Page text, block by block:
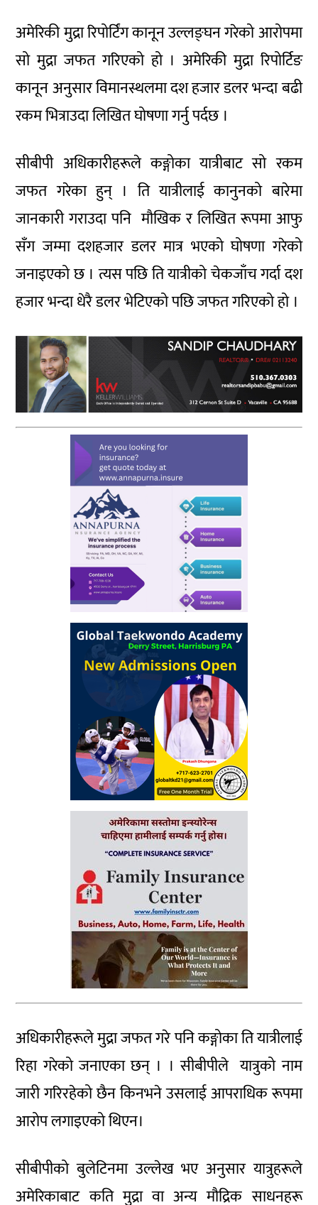
अमेरिकी मुद्रा रिपोर्टिंग कानून उल्लङ्घन गरेको आरोपमा
सो मुद्रा जफत गरिएको हो । अमेरिकी मुद्रा रिपोर्टिङ
कानून अनुसार विमानस्थलमा दश हजार डलर भन्दा बढी
रकम भित्राउदा लिखित घोषणा गर्नु पर्दछ ।
सीबीपी अधिकारीहरूले कङ्गोका यात्रीबाट सो रकम
जफत गरेका हुन् । ति यात्रीलाई कानुनको बारेमा
जानकारी गराउदा पनि मौखिक र लिखित रूपमा आफु
सँग जम्मा दशहजार डलर मात्र भएको घोषणा गरेको
जनाइएको छ । त्यस पछि ति यात्रीको चेकजाँच गर्दा दश
हजार भन्दा धेरै डलर भेटिएको पछि जफत गरिएको हो ।
अधिकारीहरूले मुद्रा जफत गरे पनि कङ्गोका ति यात्रीलाई
रिहा गरेको जनाएका छन् । । सीबीपीले यात्रुको नाम
जारी गरिरहेको छैन किनभने उसलाई आपराधिक रूपमा
आरोप लगाइएको थिएन।
सीबीपीको बुलेटिनमा उल्लेख भए अनुसार यात्रुहरूले
अमेरिकाबाट कति मुद्रा वा अन्य मौद्रिक साधनहरू